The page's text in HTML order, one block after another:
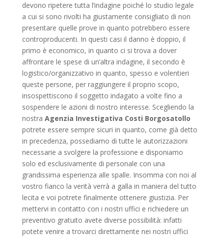
devono ripetere tutta l’indagine poiché lo studio legale
a cui si sono rivolti ha giustamente consigliato di non
presentare quelle prove in quanto potrebbero essere
controproducenti. In questi casi il danno è doppio, il
primo è economico, in quanto ci si trova a dover
affrontare le spese di un’altra indagine, il secondo è
logistico/organizzativo in quanto, spesso e volentieri
queste persone, per raggiungere il proprio scopo,
insospettiscono il soggetto indagato a volte fino a
sospendere le azioni di nostro interesse. Scegliendo la
nostra Agenzia Investigativa Costi Borgosatollo
potrete essere sempre sicuri in quanto, come già detto
in precedenza, possediamo di tutte le autorizzazioni
necessarie a svolgere la professione e disponiamo
solo ed esclusivamente di personale con una
grandissima esperienza alle spalle. Insomma con noi al
vostro fianco la verità verrà a galla in maniera del tutto
lecita e voi potrete finalmente ottenere giustizia. Per
mettervi in contatto con i nostri uffici e richiedere un
preventivo gratuito avete diverse possibilità: infatti
potete venire a trovarci direttamente nei nostri uffici